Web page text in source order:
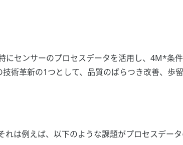
センサーのプロセスデータを活用し、4M*条
術革新の1つとして、品質のばらつき改善、歩
は例えば、以下のような課題がプロセスデータ